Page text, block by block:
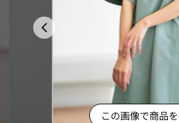
この画像で商品